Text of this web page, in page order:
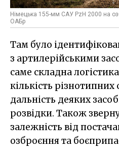
Німецька 155-мм САУ PzH 2000 на
ОАБр
Там було
з артилерійськими
саме складна
кількість
дальність деяких
розвідки. Також
залежність від
озброєння та